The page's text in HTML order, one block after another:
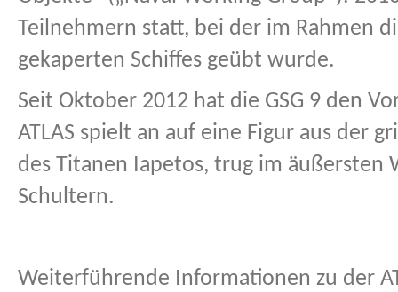
Teilnehmern statt, bei der im Rahmen
gekaperten Schiffes geübt wurde.
Seit Oktober 2012 hat die GSG 9 den
ATLAS spielt an auf eine Figur aus der
des Titanen Iapetos, trug im äußersten
Schultern.
Weiterführende Informationen zu der